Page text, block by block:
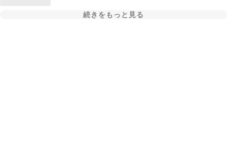
続きをもっと見る